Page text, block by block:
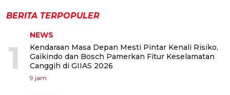
BERITA TERPOPULER
1
NEWS
Kendaraan Masa Depan Mesti Pintar Kenali Risiko,
Gaikindo dan Bosch Pamerkan Fitur Keselamatan
Canggih di GIIAS 2026
9 jam